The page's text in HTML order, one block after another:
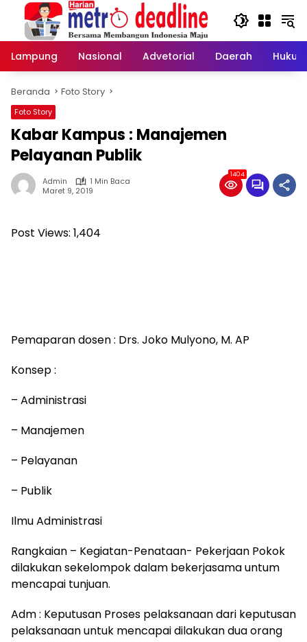
Langsung
konten
Lampung
Nasional Advetorial Daerah Hukum
Beranda Foto Story
Foto Story
Kabar Kampus : Manajemen
Pelayanan Publik
Admin
1 Min Baca
Maret 9, 2019
1404
Post Views: 1,404
Pemaparan dosen : Drs. Joko Mulyono, M. AP
Konsep :
– Administrasi
– Manajemen
– Pelayanan
– Publik
Ilmu Administrasi
Rangkaian – Kegiatan-Penataan- Pekerjaan Pokok
dilakukan sekelompok dalam bekerjasama untum
mencapai tunjuan.
Adm : Keputusan Proses pelaksanaan dari keputusan
pelaksanaan untuk mencapai dilakukan dua orang